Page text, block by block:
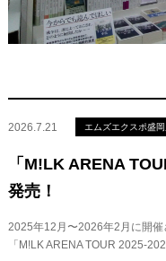
2026.7.21 エムズエクスポ盛
「M!LK ARENA
発売！
2025年12月〜2026年2月に開
「M!LK ARENA TOUR 2025-